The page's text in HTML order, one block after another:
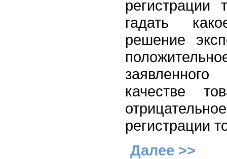
регистрации
гадать
решение
качестве
регистрации
Далее >>